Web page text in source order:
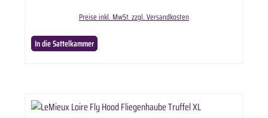
Preise inkl. MwSt. zzgl. Versandkosten
In die Sattelkammer